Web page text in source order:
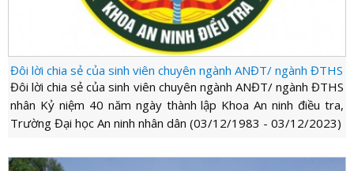
Đôi lời chia sẻ của sinh viên chuyên ngành ANĐT/ ngành ĐTHS
Đôi lời chia sẻ của sinh viên chuyên ngành ANĐT/ ngành ĐTHS
nhân Kỷ niệm 40 năm ngày thành lập Khoa An ninh điều tra,
Trường Đại học An ninh nhân dân (03/12/1983 - 03/12/2023)